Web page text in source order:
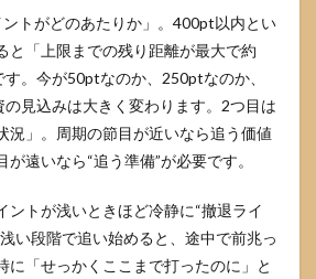
トがどのあたりか」。400pt以内とい
と「上限までの残り距離が最大で約
。今が50ptなのか、250ptなのか、
見込みは大きく変わります。2つ目は
況」。周期の節目が近いなら追う価値
遠いなら“追う準備”が必要です。
ントが浅いときほど冷静に“撤退ライ
い段階で追い始めると、途中で前兆っ
に「せっかくここまで打ったのに」と